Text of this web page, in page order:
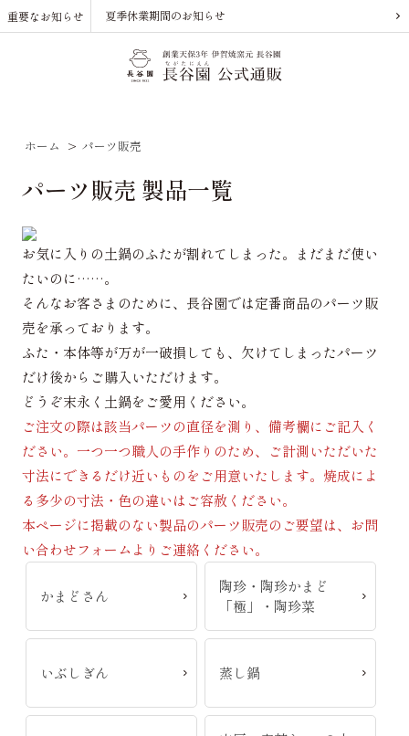
重要なお知らせ 夏季休業期間のお知らせ
ホーム > パーツ販売
パーツ販売 製品一覧
お気に入りの土鍋のふたが割れてしまった。まだまだ使い
たいのに……。
そんなお客さまのために、長谷園では定番商品のパーツ販
売を承っております。
ふた・本体等が万が一破損しても、欠けてしまったパーツ
だけ後からご購入いただけます。
どうぞ末永く土鍋をご愛用ください。
ご注文の際は該当パーツの直径を測り、備考欄にご記入く
ださい。一つ一つ職人の手作りのため、ご計測いただいた
寸法にできるだけ近いものをご用意いたします。焼成によ
る多少の寸法・色の違いはご容赦ください。
本ページに掲載のない製品のパーツ販売のご要望は、お問
い合わせフォームよりご連絡ください。
かまどさん
陶珍・陶珍かまど
「極」・陶珍菜
いぶしぎん 蒸し鍋